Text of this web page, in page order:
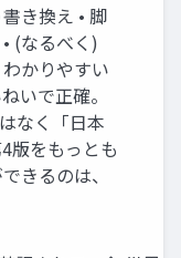
き換え • 脚
(なるべく)
かりやすい
いで正確。
なく「日本
版をもっとも
きるのは、